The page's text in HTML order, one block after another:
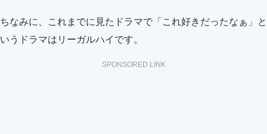
ちなみに、これまでに見たドラマで「これ好きだったなぁ」と
いうドラマはリーガルハイです。
SPONSORED LINK